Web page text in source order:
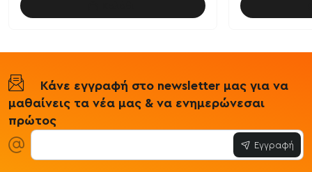
Κάνε εγγραφή στο newsletter μας για να
μαθαίνεις τα νέα μας & να ενημερώνεσαι
πρώτος
Εγγραφή